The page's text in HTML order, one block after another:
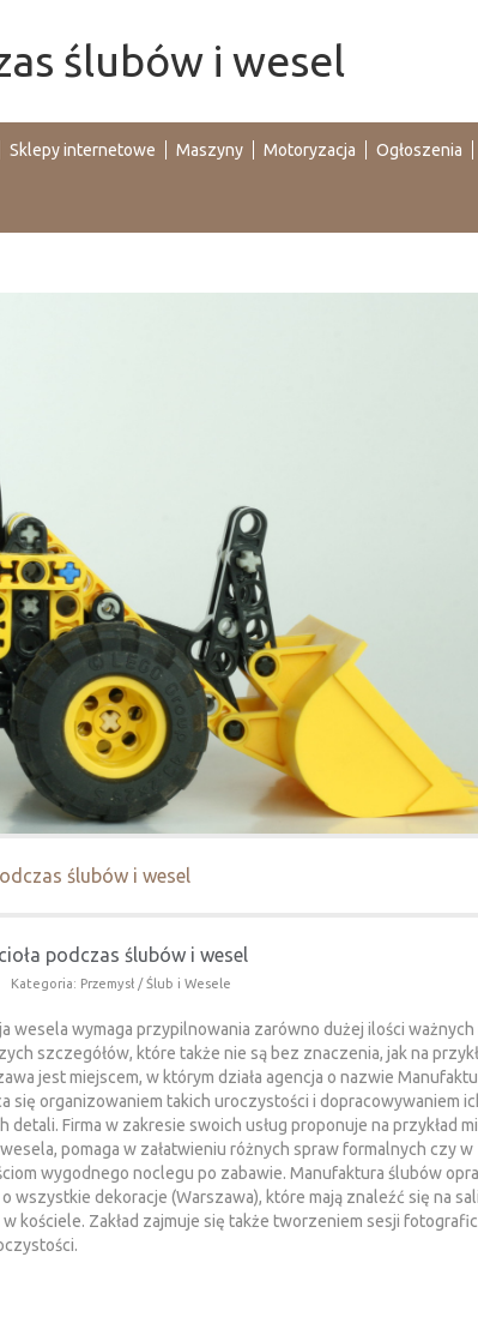
ślubów i wesel
Sklepy internetowe Maszyny Motoryzacja Ogłoszenia
ślubów i wesel
podczas ślubów i wesel
Kategoria: Przemysł / Ślub i Wesele
wesela wymaga przypilnowania zarówno dużej ilości
szczegółów, które także nie są bez znaczenia, jak na
jest miejscem, w którym działa agencja o nazwie
się organizowaniem takich uroczystości i dopracowywaniem
detali. Firma w zakresie swoich usług proponuje na przykład
pomaga w załatwieniu różnych spraw formalnych czy w
wygodnego noclegu po zabawie. Manufaktura ślubów
wszystkie dekoracje (Warszawa), które mają znaleźć się na sali
kościele. Zakład zajmuje się także tworzeniem sesji